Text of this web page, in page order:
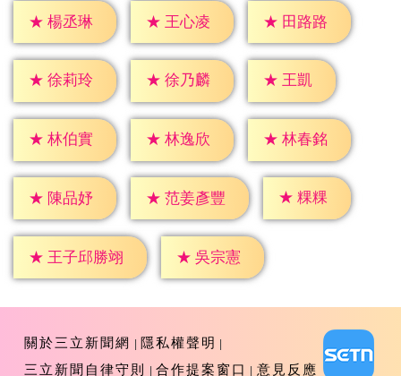
★ 楊丞琳 ★ 王心凌 ★ 田路路
★ 徐莉玲 ★ 徐乃麟 ★ 王凱
★ 林伯實 ★ 林逸欣 ★ 林春銘
★ 陳品妤 ★ 范姜彥豐 ★ 粿粿
★ 王子邱勝翊 ★ 吳宗憲
關於三立新聞網
隱私權聲明
三立新聞自律守則
合作提案窗口 意見反應